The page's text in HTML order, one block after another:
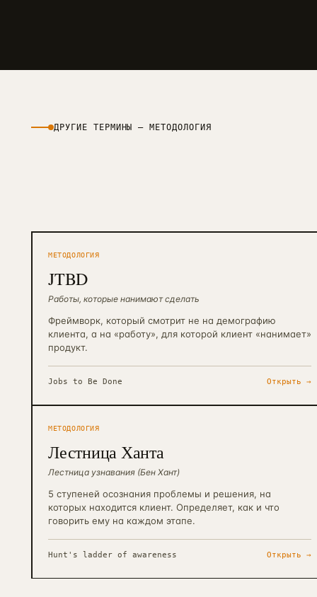
ДРУГИЕ ТЕРМИНЫ — МЕТОДОЛОГИЯ
МЕТОДОЛОГИЯ
JTBD
Работы, которые нанимают сделать
Фреймворк, который смотрит не на демографию
клиента, а на «работу», для которой клиент «нанимает»
продукт.
Jobs to Be Done Открыть →
МЕТОДОЛОГИЯ
Лестница Ханта
Лестница узнавания (Бен Хант)
5 ступеней осознания проблемы и решения, на
которых находится клиент. Определяет, как и что
говорить ему на каждом этапе.
Hunt's ladder of awareness Открыть →